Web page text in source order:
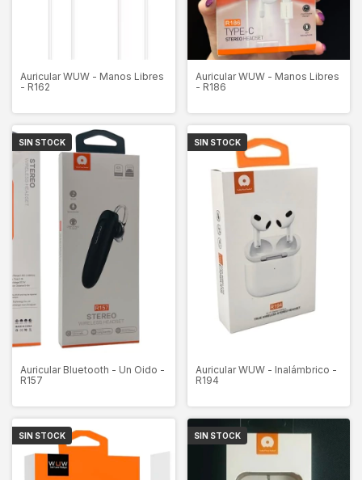
Auricular WUW - Manos Libres
- R162
Auricular WUW - Manos Libres
- R186
SIN STOCK
Auricular Bluetooth - Un Oido -
R157
SIN STOCK
Auricular WUW - Inalámbrico -
R194
SIN STOCK SIN STOCK